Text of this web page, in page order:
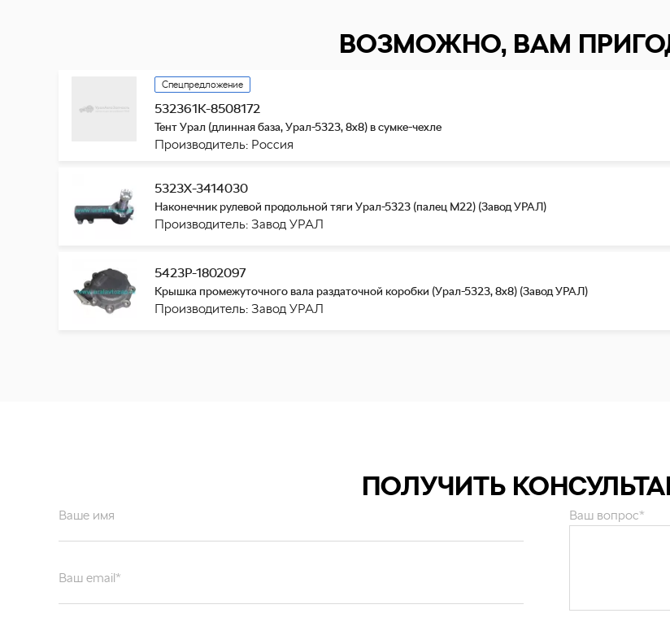
ВОЗМОЖНО, ВАМ
Спецпредложение
532361К-8508172
Тент Урал (длинная база, Урал-5323, 8х8) в сумке-чехле
Производитель: Россия
5323Х-3414030
Наконечник рулевой продольной тяги Урал-5323 (палец М22) (Завод УРАЛ)
Производитель: Завод УРАЛ
5423Р-1802097
Крышка промежуточного вала раздаточной коробки (Урал-5323, 8х8) (Завод УРАЛ)
Производитель: Завод УРАЛ
ПОЛУЧИТЬ
Ваше имя Ваш вопрос*
Отправляя форму вы подтверждаете согласие с